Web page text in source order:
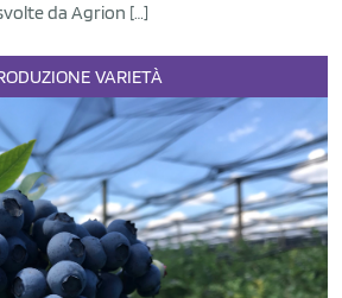
da Agrion […]
VARIETÀ